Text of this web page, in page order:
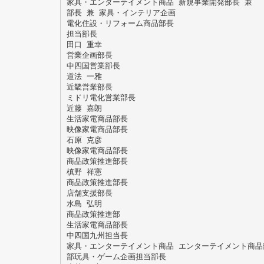
家具・エンターテイメント商品 新規事業開発部長 兼
部長 兼 家具・インテリア企画
電化住設・リフォーム商品部長
担当部長
田口 重幸
営業企画部長
中四国営業部長
道法 一雅
近畿営業部長
ミドリ電化営業部長
近藤 嘉朗
生活家電商品部長
映像家電商品部長
石原 克彦
映像家電商品部長
商品政策推進部長
槙野 祥憲
商品政策推進部長
店舗支援部長
水島 弘明
商品政策推進部
生活家電商品部長
中四国九州担当長
家具・エンターテイメント商品 エンターテイメント商品
部玩具・ゲーム企画担当部長